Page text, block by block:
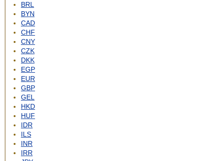
BRL
BYN
CAD
CHF
CNY
CZK
DKK
EGP
EUR
GBP
GEL
HKD
HUF
IDR
ILS
INR
IRR